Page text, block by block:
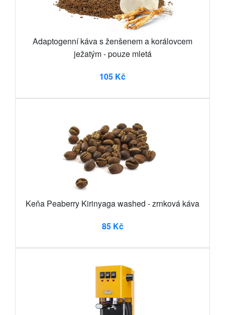
Adaptogenní káva s ženšenem a korálovcem
ježatým - pouze mletá
105 Kč
Keňa Peaberry Kirinyaga washed - zrnková káva
85 Kč